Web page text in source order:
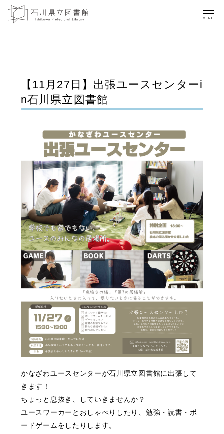
MENU
【11月27日】出張ユースセンターi
n石川県立図書館
かなざわユースセンターが石川県立図書館に出張して
きます！
ちょっと息抜き、していきませんか？
ユースワーカーとおしゃべりしたり、勉強・読書・ボ
ードゲームをしたりします。